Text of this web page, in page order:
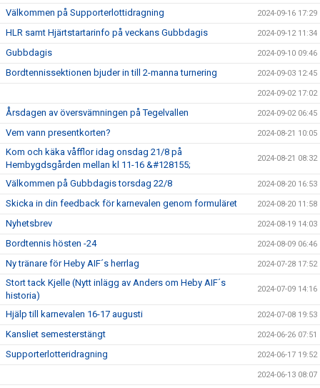
Välkommen på Supporterlottidragning 2024-09-16 17:29
HLR samt Hjärtstartarinfo på veckans Gubbdagis 2024-09-12 11:34
Gubbdagis 2024-09-10 09:46
Bordtennissektionen bjuder in till 2-manna turnering 2024-09-03 12:45
2024-09-02 17:02
Årsdagen av översvämningen på Tegelvallen 2024-09-02 06:45
Vem vann presentkorten? 2024-08-21 10:05
Kom och käka våfflor idag onsdag 21/8 på
Hembygdsgården mellan kl 11-16 &#128155;
2024-08-21 08:32
Välkommen på Gubbdagis torsdag 22/8 2024-08-20 16:53
Skicka in din feedback för karnevalen genom formuläret 2024-08-20 11:58
Nyhetsbrev 2024-08-19 14:03
Bordtennis hösten -24 2024-08-09 06:46
Ny tränare för Heby AIF´s herrlag 2024-07-28 17:52
Stort tack Kjelle (Nytt inlägg av Anders om Heby AIF´s
historia)
2024-07-09 14:16
Hjälp till karnevalen 16-17 augusti 2024-07-08 19:53
Kansliet semesterstängt 2024-06-26 07:51
Supporterlotteridragning 2024-06-17 19:52
2024-06-13 08:07